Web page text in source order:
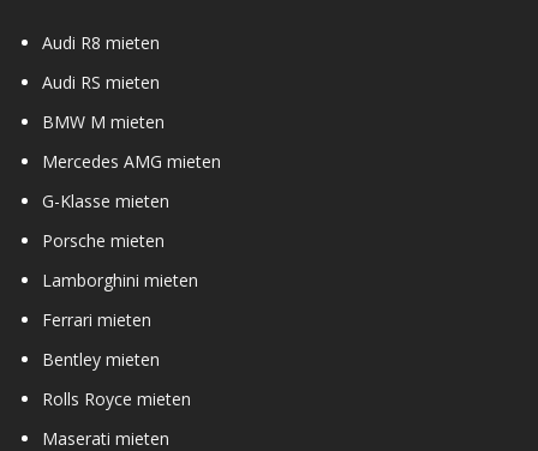
Audi R8 mieten
Audi RS mieten
BMW M mieten
Mercedes AMG mieten
G-Klasse mieten
Porsche mieten
Lamborghini mieten
Ferrari mieten
Bentley mieten
Rolls Royce mieten
Maserati mieten